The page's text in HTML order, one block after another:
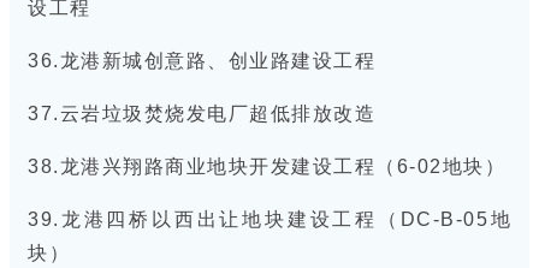
设工程
36.龙港新城创意路、创业路建设工程
37.云岩垃圾焚烧发电厂超低排放改造
38.龙港兴翔路商业地块开发建设工程（6-02地块）
39.龙港四桥以西出让地块建设工程（DC-B-05地
块）